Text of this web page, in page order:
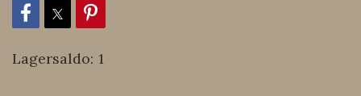
Lagersaldo: 1